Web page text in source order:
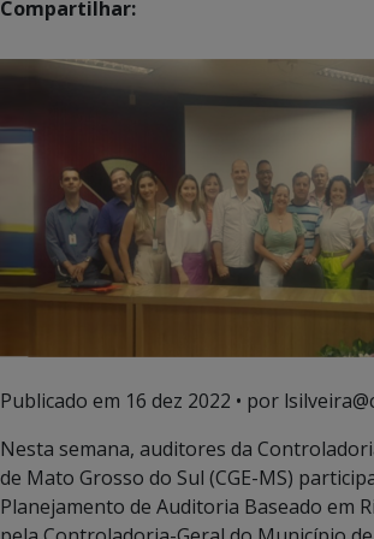
Compartilhar:
Publicado em 16 dez 2022 • por
Nesta semana, auditores da
de Mato Grosso do Sul (CGE-MS)
Planejamento de Auditoria Baseado em